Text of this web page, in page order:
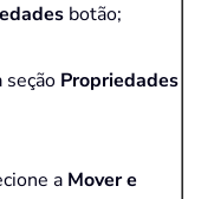
botão;
seção Propriedades
a Mover e